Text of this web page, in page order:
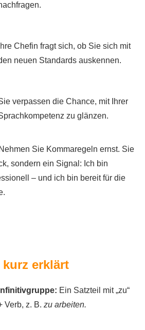
Ihre Chefin fragt sich, ob Sie sich mit
neuen Standards auskennen.
verpassen die Chance, mit Ihrer
zu glänzen.
Sie Kommaregeln ernst. Sie
sondern ein Signal: Ich bin
– und ich bin bereit für die
erklärt
Infinitivgruppe: Ein Satzteil mit „zu“
Verb, z. B. zu arbeiten.